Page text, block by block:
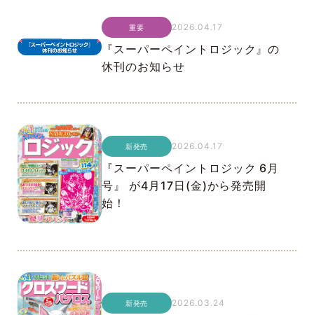
重要 2026.04.17
『スーパーペイントロジック』の
休刊のお知らせ
新発売 2026.04.17
『スーパーペイントロジック 6月
号』 が4月17日(金)から発売開
始！
新発売 2026.03.24